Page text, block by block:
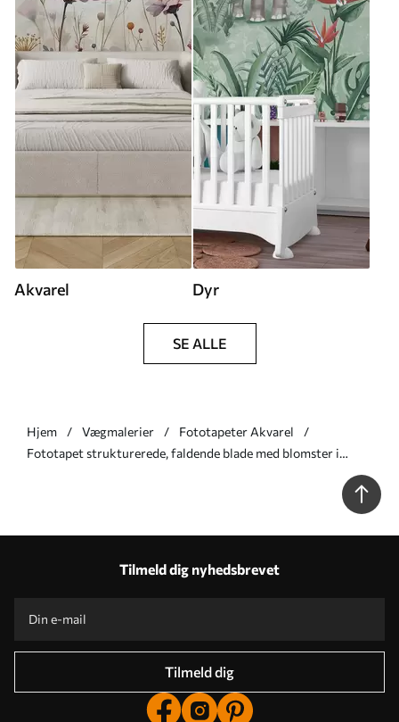
Akvarel Dyr
SE ALLE
Hjem Vægmalerier
Fototapeter Akvarel
Fototapet strukturerede, faldende blade med blomster i
Tilmeld dig nyhedsbrevet
Tilmeld dig